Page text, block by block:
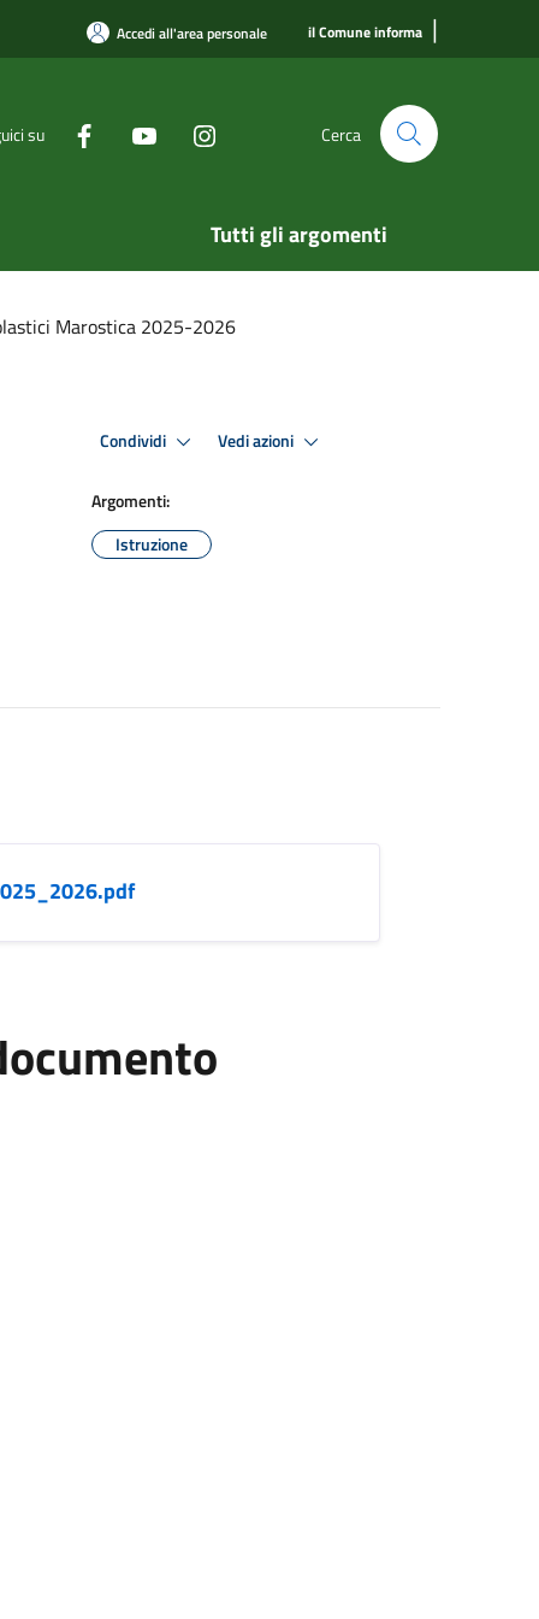
Accedi all'area personale il Comune informa |
su Cerca
Tutti gli argomenti
Marostica 2025-2026
Condividi Vedi azioni
Argomenti:
Istruzione